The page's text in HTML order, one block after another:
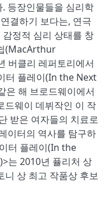
등장인물들을 심리학
결하기 보다는, 연극
정적 심리 상태를 창
(MacArthur
버클리 레퍼토리에서
터 플레이(In the Next
해 브로드웨이에서
드웨이 데뷔작인 이 작
받은 여자들의 치료로
이터의 역사를 탐구하
터 플레이(In the
는 2010년 퓰리처 상
니 상 최고 작품상 후보